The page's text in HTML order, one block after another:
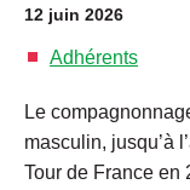
12 juin 2026
Adhérents
Le
masculin, jusqu’à
Tour de France en